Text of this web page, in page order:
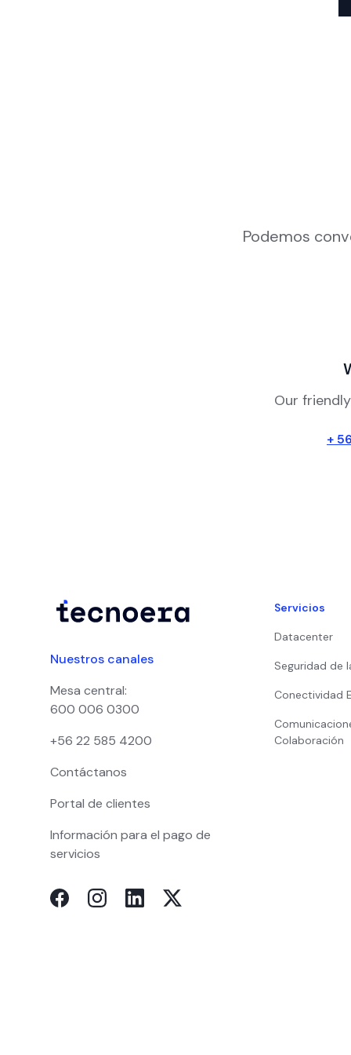
Podemos
Our
+
Nuestros canales
Mesa central:
600 006 0300
+56 22 585 4200
Contáctanos
Portal de clientes
Información para el pago de
servicios
Servicios
Datacenter
Seguridad de
Conectividad
Colaboración